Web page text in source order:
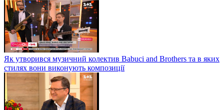
Як утворився музичний колектив Babuci and Brothers та в яких
стилях вони виконують композиції